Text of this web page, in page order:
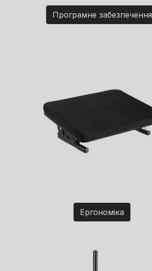
Програмне забезпечення
Ергономіка